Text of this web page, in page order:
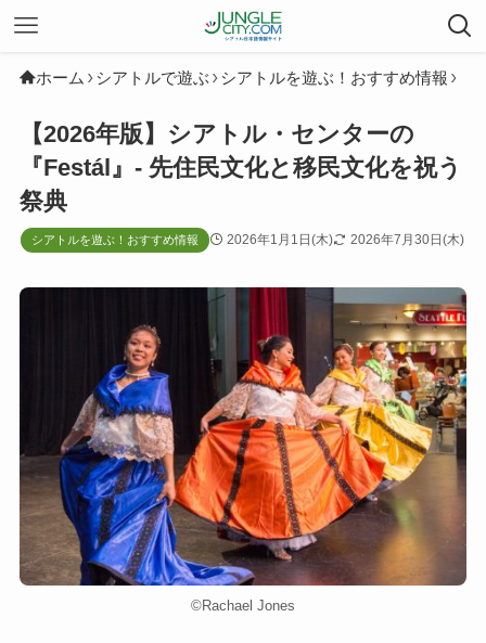
ホーム シアトルで遊ぶ シアトルを遊ぶ！おすすめ情報
【2026年版】シアトル・センターの
『Festál』- 先住民文化と移民文化を祝う
祭典
シアトルを遊ぶ！おすすめ情報 2026年1月1日(木) 2026年7月30日(木)
©︎Rachael Jones